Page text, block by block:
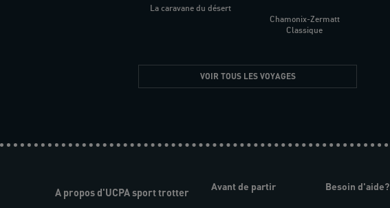
La caravane du désert
Chamonix-Zermatt
Classique
VOIR TOUS LES VOYAGES
A propos d'UCPA sport trotter
Avant de partir Besoin d'aide?